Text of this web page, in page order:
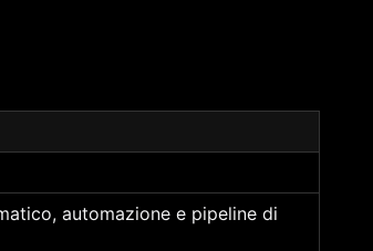
automazione e pipeline di